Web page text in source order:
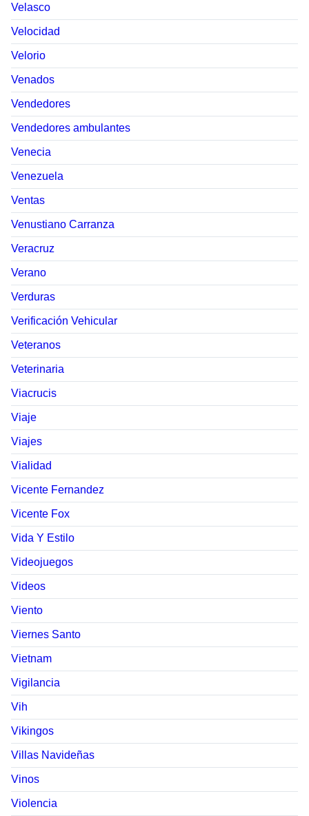
Velasco
Velocidad
Velorio
Venados
Vendedores
Vendedores ambulantes
Venecia
Venezuela
Ventas
Venustiano Carranza
Veracruz
Verano
Verduras
Verificación Vehicular
Veteranos
Veterinaria
Viacrucis
Viaje
Viajes
Vialidad
Vicente Fernandez
Vicente Fox
Vida Y Estilo
Videojuegos
Videos
Viento
Viernes Santo
Vietnam
Vigilancia
Vih
Vikingos
Villas Navideñas
Vinos
Violencia